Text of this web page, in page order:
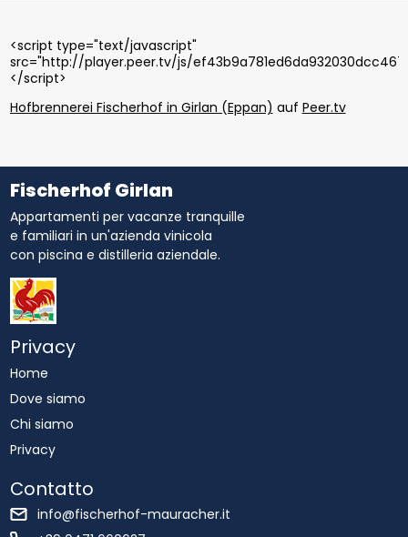
<script type="text/javascript"
src="http://player.peer.tv/js/
</script>
Hofbrennerei Fischerhof in Girlan (Eppan) auf Peer.tv
Fischerhof Girlan
Appartamenti per vacanze tranquille
e familiari in un'azienda vinicola
con piscina e distilleria aziendale.
Privacy
Home
Dove siamo
Chi siamo
Privacy
Contatto
info@fischerhof-mauracher.it